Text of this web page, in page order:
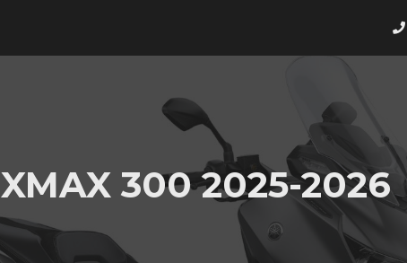
XMAX 300 2025-2026